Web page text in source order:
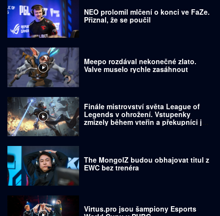
NEO prolomil mlčení o konci ve FaZe.
Přiznal, že se poučil
Meepo rozdával nekonečné zlato.
Valve muselo rychle zasáhnout
Finále mistrovství světa League of
Legends v ohrožení. Vstupenky
zmizely během vteřin a překupníci je
The MongolZ budou obhajovat titul z
EWC bez trenéra
Virtus.pro jsou šampiony Esports